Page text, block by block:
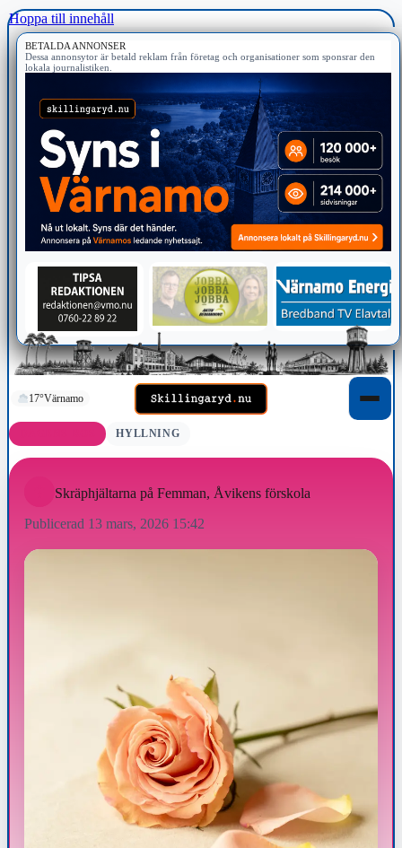
Hoppa till innehåll
BETALDA ANNONSER
Dessa annonsytor är betald reklam från företag och organisationer som sponsrar den
lokala journalistiken.
17°Värnamo
HYLLNING
Skräphjältarna på Femman, Åvikens förskola
Publicerad 13 mars, 2026 15:42